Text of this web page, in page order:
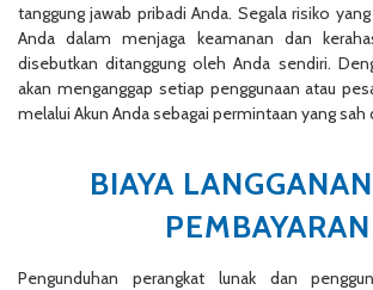
tanggung jawab pribadi Anda. Segala risiko
Anda dalam menjaga keamanan dan
disebutkan ditanggung oleh Anda sendiri.
akan menganggap setiap penggunaan atau
melalui Akun Anda sebagai permintaan yang sah
BIAYA
PEMBAYARAN
Pengunduhan perangkat lunak dan